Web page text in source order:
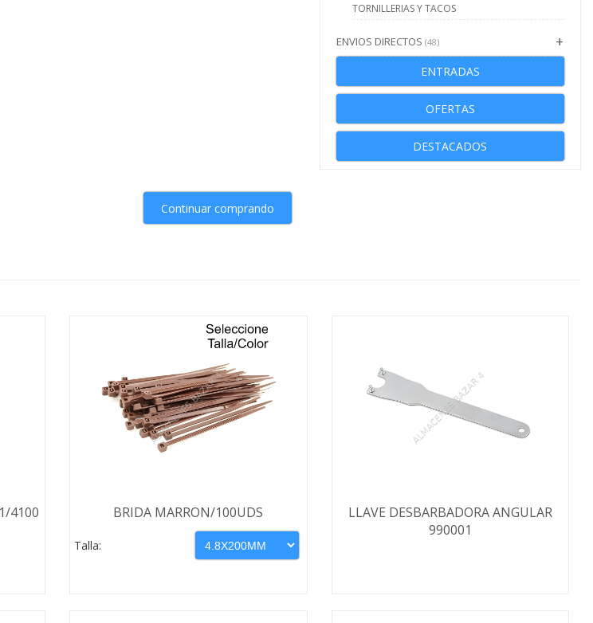
TORNILLERIAS Y TACOS
ENVIOS DIRECTOS (48)
ENTRADAS
OFERTAS
DESTACADOS
Continuar comprando
4100 BRIDA MARRON/100UDS
Talla:
LLAVE DESBARBADORA ANGULAR
990001